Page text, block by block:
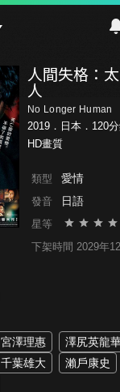
人間失格：
人
No Longer Human
2019．日本．120分
HD畫質
類型 愛情
發音 日語
星等
下架時間 2029年
宮澤理惠 澤尻英龍
千葉雄大 瀨戶康史